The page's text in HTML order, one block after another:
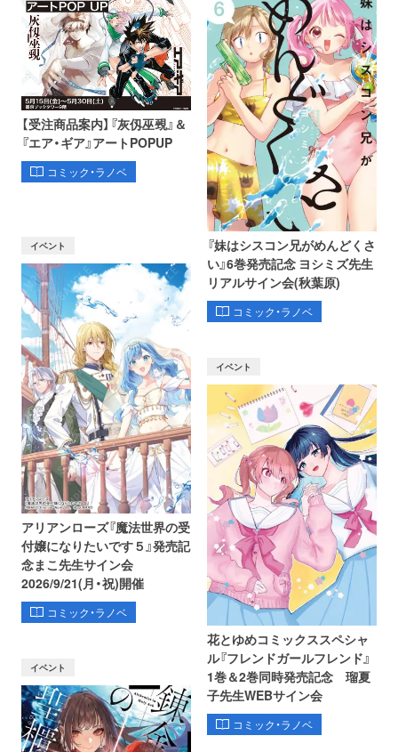
【受注商品案内】『灰仭巫覡』＆
『エア・ギア』アートPOPUP
コミック・ラノベ
『妹はシスコン兄がめんどくさ
い』6巻発売記念 ヨシミズ先生
リアルサイン会(秋葉原)
コミック・ラノベ
イベント
アリアンローズ『魔法世界の受
付嬢になりたいです５』発売記
念まこ先生サイン会
2026/9/21(月・祝)開催
コミック・ラノベ
イベント
花とゆめコミックススペシャ
ル『フレンドガールフレンド』
1巻＆2巻同時発売記念 瑠夏
子先生WEBサイン会
コミック・ラノベ
イベント